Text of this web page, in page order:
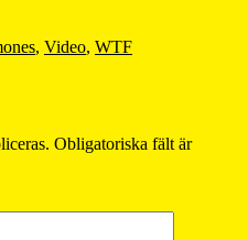
, Video, WTF
Obligatoriska fält är